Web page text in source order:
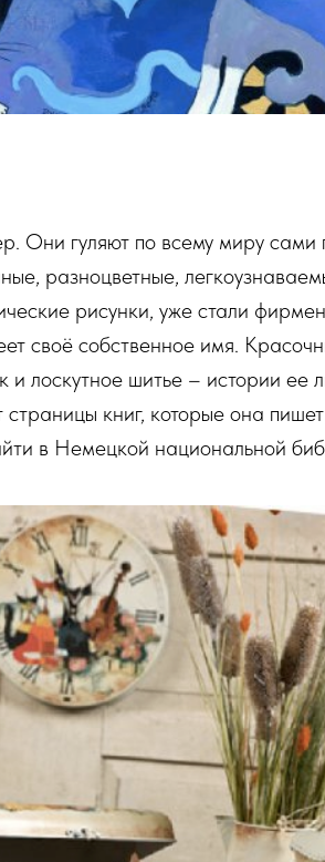
Они гуляют по всему миру
разноцветные,
рисунки, уже стали
своё собственное имя.
и лоскутное шитье – истории
книг, которые она
в Немецкой национальной